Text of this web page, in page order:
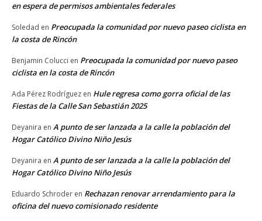
en espera de permisos ambientales federales
Soledad en Preocupada la comunidad por nuevo paseo ciclista en
la costa de Rincón
Benjamin Colucci en Preocupada la comunidad por nuevo paseo
ciclista en la costa de Rincón
Ada Pérez Rodríguez en Hule regresa como gorra oficial de las
Fiestas de la Calle San Sebastián 2025
Deyanira en A punto de ser lanzada a la calle la población del
Hogar Católico Divino Niño Jesús
Deyanira en A punto de ser lanzada a la calle la población del
Hogar Católico Divino Niño Jesús
Eduardo Schroder en Rechazan renovar arrendamiento para la
oficina del nuevo comisionado residente